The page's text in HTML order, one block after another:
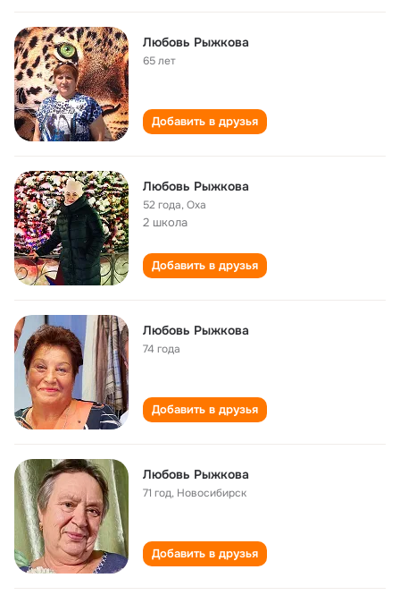
Любовь Рыжкова
65 лет
Добавить в друзья
Любовь Рыжкова
52 года,Оха
2 школа
Добавить в друзья
Любовь Рыжкова
74 года
Добавить в друзья
Любовь Рыжкова
71 год, Новосибирск
Добавить в друзья